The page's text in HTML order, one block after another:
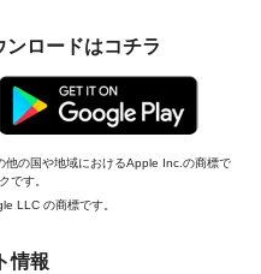
ロードはコチラ
の国や地域におけるApple Inc.の商標で
です。
LLC の商標です。
情報